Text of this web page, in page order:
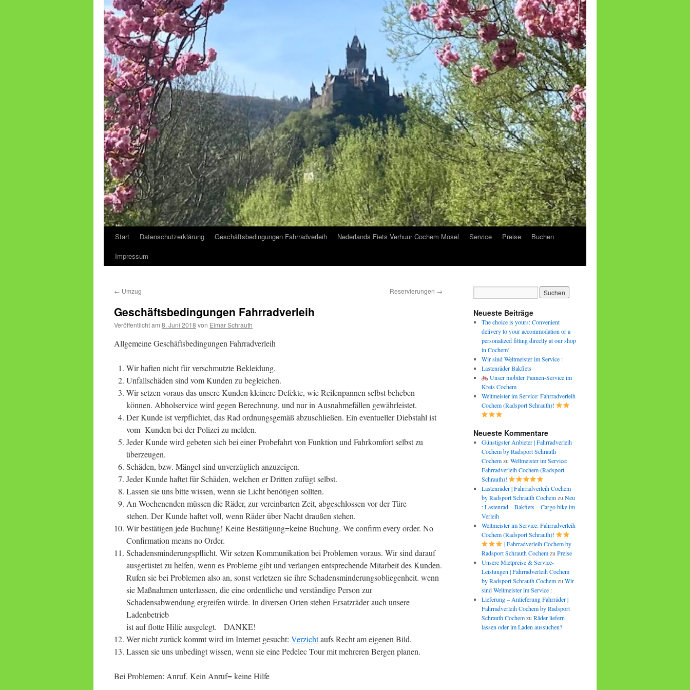
Start Datenschutzerklärung Geschäftsbedingungen Fahrradverleih Nederlands Fiets Verhuur Cochem Mosel Service Preise
Buchen
Impressum
← Umzug Reservierungen →
Geschäftsbedingungen Fahrradverleih
Veröffentlicht am 8. Juni 2018 von Elmar Schrauth
Allgemeine Geschäftsbedingungen Fahrradverleih
Wir haften nicht für verschmutzte Bekleidung.
Unfallschäden sind vom Kunden zu begleichen.
Wir setzen voraus das unsere Kunden kleinere Defekte, wie Reifenpannen selbst beheben
können. Abholservice wird gegen Berechnung, und nur in Ausnahmefällen gewährleistet.
Der Kunde ist verpflichtet, das Rad ordnungsgemäß abzuschließen. Ein eventueller Diebstahl ist
vom Kunden bei der Polizei zu melden.
Jeder Kunde wird gebeten sich bei einer Probefahrt von Funktion und Fahrkomfort selbst zu
überzeugen.
Schäden, bzw. Mängel sind unverzüglich anzuzeigen.
Jeder Kunde haftet für Schäden, welchen er Dritten zufügt selbst.
Lassen sie uns bitte wissen, wenn sie Licht benötigen sollten.
An Wochenenden müssen die Räder, zur vereinbarten Zeit, abgeschlossen vor der Türe
stehen. Der Kunde haftet voll, wenn Räder über Nacht draußen stehen.
Wir bestätigen jede Buchung! Keine Bestätigung=keine Buchung. We confirm every order. No
Confirmation means no Order.
Schadensminderungspflicht. Wir setzen Kommunikation bei Problemen voraus. Wir sind darauf
ausgerüstet zu helfen, wenn es Probleme gibt und verlangen entsprechende Mitarbeit des Kunden.
Rufen sie bei Problemen also an, sonst verletzen sie ihre Schadensminderungsobliegenheit. wenn
sie Maßnahmen unterlassen, die eine ordentliche und verständige Person zur
Schadensabwendung ergreifen würde. In diversen Orten stehen Ersatzräder auch unsere
Ladenbetrieb
ist auf flotte Hilfe ausgelegt. DANKE!
Wer nicht zurück kommt wird im Internet gesucht: Verzichtaufs Recht am eigenen Bild.
Lassen sie uns unbedingt wissen, wenn sie eine Pedelec Tour mit mehreren Bergen planen.
Bei Problemen: Anruf. Kein Anruf= keine Hilfe
Neueste Beiträge
The choice is yours: Convenient
delivery to your accommodation or a
personalized fitting directly at our shop
in Cochem!
Wir sind Weltmeister im Service :
Lastenräder Bakfiets
Unser mobiler Pannen-Service im
Kreis Cochem
Weltmeister im Service: Fahrradverleih
Cochem (Radsport Schrauth)!
Neueste Kommentare
Günstigster Anbieter | Fahrradverleih
Cochem by Radsport Schrauth
Cochemzu Weltmeister im Service:
Fahrradverleih Cochem (Radsport
Schrauth)!
Lastenräder | Fahrradverleih Cochem
by Radsport Schrauth Cochemzu Neu
: Lastenrad – Bakfiets – Cargo bike im
Verleih
Weltmeister im Service: Fahrradverleih
Cochem (Radsport Schrauth)!
| Fahrradverleih Cochem by
Radsport Schrauth Cochemzu Preise
Unsere Mietpreise & Service-
Leistungen | Fahrradverleih Cochem
by Radsport Schrauth Cochemzu Wir
sind Weltmeister im Service :
Lieferung – Anlieferung Fahrräder |
Fahrradverleih Cochem by Radsport
Schrauth Cochemzu Räder liefern
lassen oder im Laden aussuchen?